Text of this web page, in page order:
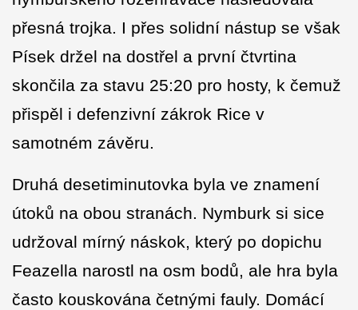
přesná trojka. I přes solidní nástup se však
Písek držel na dostřel a první čtvrtina
skončila za stavu 25:20 pro hosty, k čemuž
přispěl i defenzivní zákrok Rice v
samotném závěru.
Druhá desetiminutovka byla ve znamení
útoků na obou stranách. Nymburk si sice
udržoval mírný náskok, který po dopichu
Feazella narostl na osm bodů, ale hra byla
často kouskována četnými fauly. Domácí